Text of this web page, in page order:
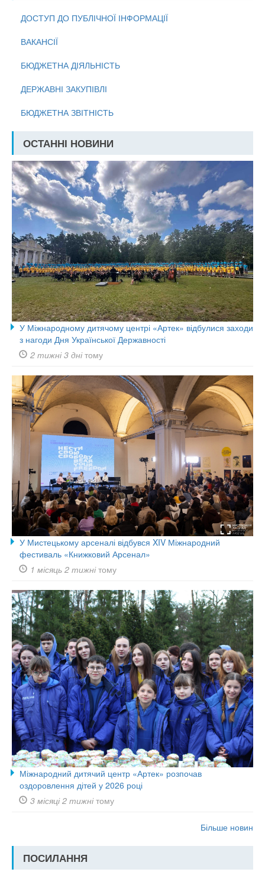
ДОСТУП ДО ПУБЛІЧНОЇ ІНФОРМАЦІЇ
ВАКАНСІЇ
БЮДЖЕТНА ДІЯЛЬНІСТЬ
ДЕРЖАВНІ ЗАКУПІВЛІ
БЮДЖЕТНА ЗВІТНІСТЬ
ОСТАННІ НОВИНИ
У Міжнародному дитячому центрі «Артек» відбулися заходи
з нагоди Дня Української Державності
2 тижні 3 днітому
У Мистецькому арсеналі відбувся XIV Міжнародний
фестиваль «Книжковий Арсенал»
1 місяць 2 тижнітому
Міжнародний дитячий центр «Артек» розпочав
оздоровлення дітей у 2026 році
3 місяці 2 тижнітому
Більше новин
ПОСИЛАННЯ